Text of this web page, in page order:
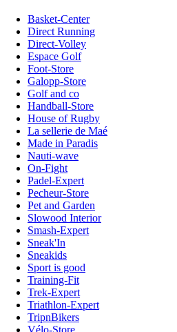
Basket-Center
Direct Running
Direct-Volley
Espace Golf
Foot-Store
Galopp-Store
Golf and co
Handball-Store
House of Rugby
La sellerie de Maé
Made in Paradis
Nauti-wave
On-Fight
Padel-Expert
Pecheur-Store
Pet and Garden
Slowood Interior
Smash-Expert
Sneak'In
Sneakids
Sport is good
Training-Fit
Trek-Expert
Triathlon-Expert
TripnBikers
Vélo-Store